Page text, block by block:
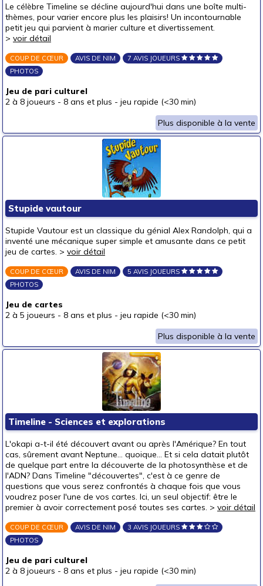
Le célèbre Timeline se décline aujourd'hui dans une boîte multi-
thèmes, pour varier encore plus les plaisirs! Un incontournable
petit jeu qui parvient à marier culture et divertissement.
> voir détail
COUP DE CŒUR AVIS DE NIM
7 AVIS JOUEURS
PHOTOS
Jeu de pari culturel
2 à 8 joueurs - 8 ans et plus - jeu rapide (<30 min)
Plus disponible à la vente
Stupide vautour
Stupide Vautour est un classique du génial Alex Randolph, qui a
inventé une mécanique super simple et amusante dans ce petit
jeu de cartes. > voir détail
COUP DE CŒUR AVIS DE NIM
5 AVIS JOUEURS
PHOTOS
Jeu de cartes
2 à 5 joueurs - 8 ans et plus - jeu rapide (<30 min)
Plus disponible à la vente
Timeline - Sciences et explorations
L'okapi a-t-il été découvert avant ou après l'Amérique? En tout
cas, sûrement avant Neptune... quoique... Et si cela datait plutôt
de quelque part entre la découverte de la photosynthèse et de
l'ADN? Dans Timeline "découvertes", c'est à ce genre de
questions que vous serez confrontés à chaque fois que vous
voudrez poser l'une de vos cartes. Ici, un seul objectif: être le
premier à avoir correctement posé toutes ses cartes. > voir détail
COUP DE CŒUR AVIS DE NIM
3 AVIS JOUEURS
PHOTOS
Jeu de pari culturel
2 à 8 joueurs - 8 ans et plus - jeu rapide (<30 min)